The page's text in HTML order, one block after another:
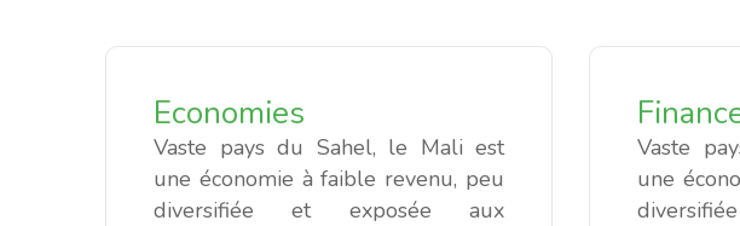
Economies
Vaste pays du Sahel, le Mali est
une économie à faible revenu, peu
diversifiée et exposée aux
Vaste
une